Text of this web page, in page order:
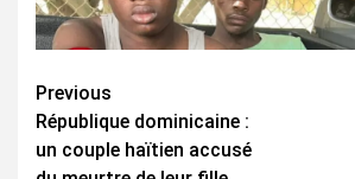
Continue
Reading
Previous
République dominicaine :
un couple haïtien accusé